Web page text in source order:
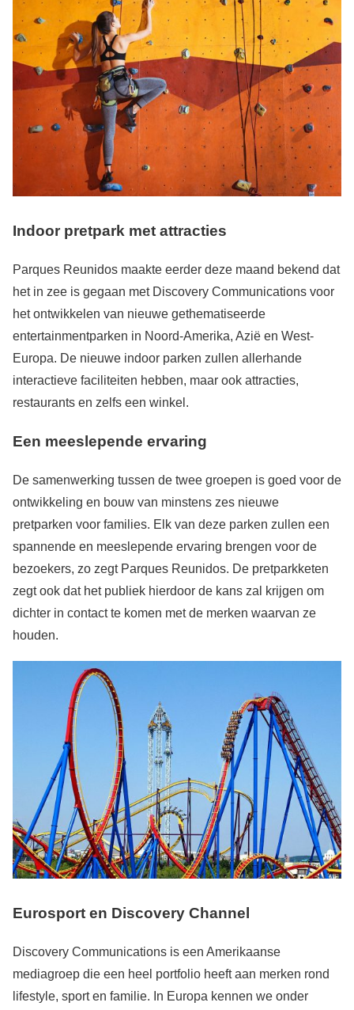
Indoor pretpark met attracties
Parques Reunidos maakte eerder deze maand bekend dat
het in zee is gegaan met Discovery Communications voor
het ontwikkelen van nieuwe gethematiseerde
entertainmentparken in Noord-Amerika, Azië en West-
Europa. De nieuwe indoor parken zullen allerhande
interactieve faciliteiten hebben, maar ook attracties,
restaurants en zelfs een winkel.
Een meeslepende ervaring
De samenwerking tussen de twee groepen is goed voor de
ontwikkeling en bouw van minstens zes nieuwe
pretparken voor families. Elk van deze parken zullen een
spannende en meeslepende ervaring brengen voor de
bezoekers, zo zegt Parques Reunidos. De pretparkketen
zegt ook dat het publiek hierdoor de kans zal krijgen om
dichter in contact te komen met de merken waarvan ze
houden.
Eurosport en Discovery Channel
Discovery Communications is een Amerikaanse
mediagroep die een heel portfolio heeft aan merken rond
lifestyle, sport en familie. In Europa kennen we onder